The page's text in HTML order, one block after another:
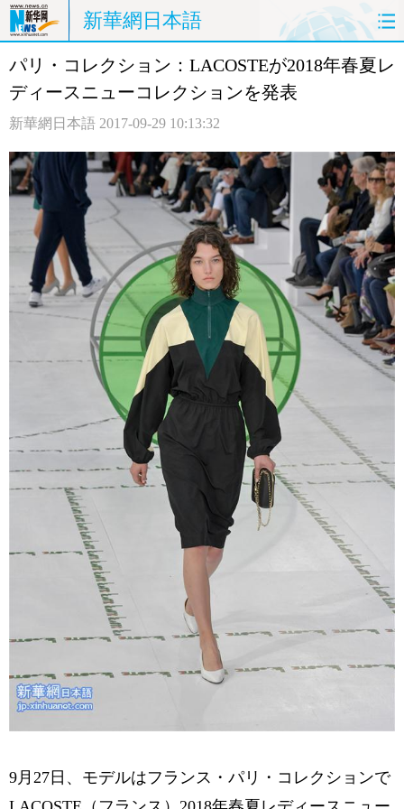
新華網日本語
ホームページ 政治 経済
評論 写真
中日対訳
パリ・コレクション：LACOSTEが2018年春夏レ
ディースニューコレクションを発表
新華網日本語 2017-09-29 10:13:32
9月27日、モデルはフランス・パリ・コレクションで